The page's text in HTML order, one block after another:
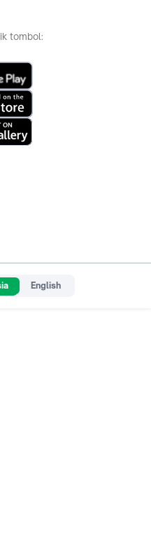
tombol:
English